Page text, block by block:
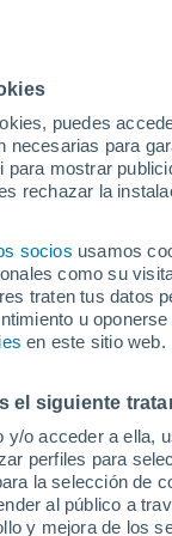
puedes
para
mostrar
rechazar la
socios usamos
como su
traten tus datos
u
en este sitio web.
el siguiente
o acceder a
perfiles para
la selección de
al público a
y mejora de los
Iluminada:
Actualidad Mapa
Lunes
10 Ago